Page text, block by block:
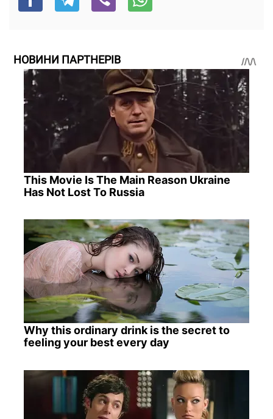
НОВИНИ ПАРТНЕРІВ
This Movie Is The Main Reason Ukraine
Has Not Lost To Russia
Why this ordinary drink is the secret to
feeling your best every day